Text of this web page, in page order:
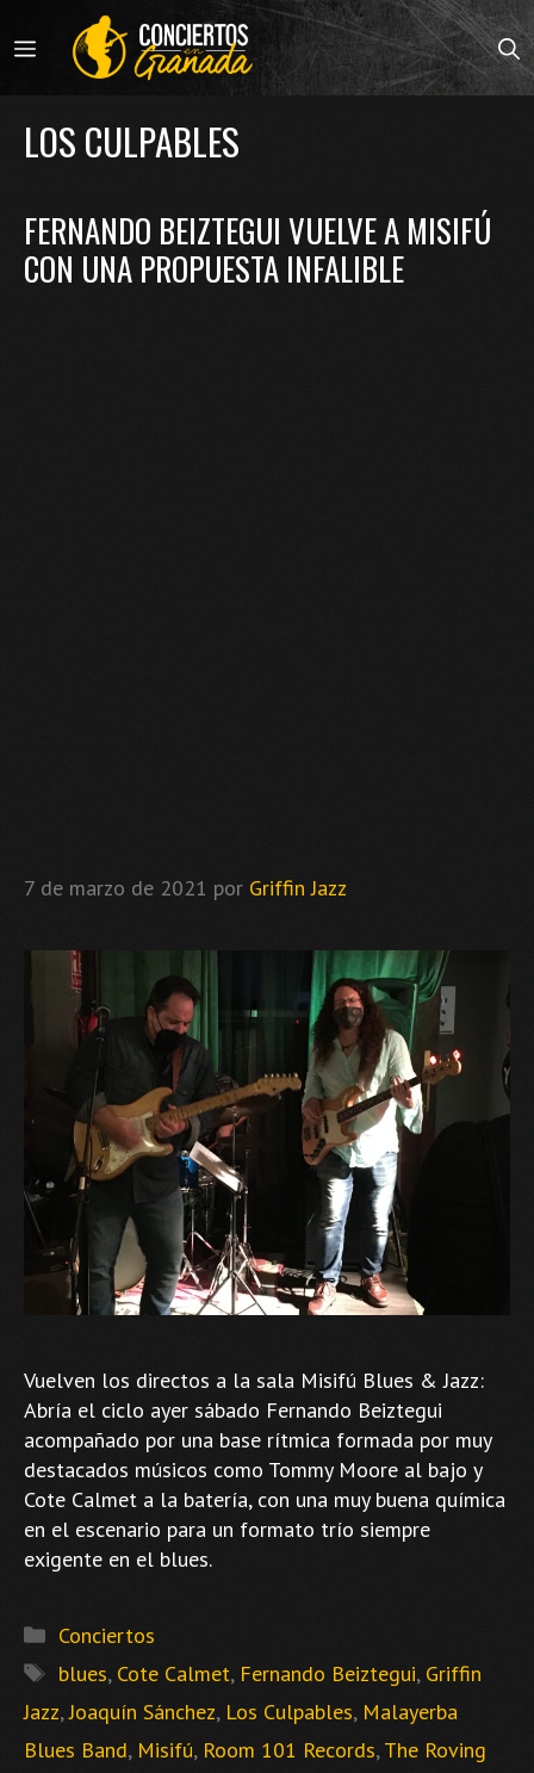
al
contenido
MENÚ
LOS CULPABLES
FERNANDO BEIZTEGUI VUELVE A MISIFÚ
CON UNA PROPUESTA INFALIBLE
7 de marzo de 2021 por Griffin Jazz
Vuelven los directos a la sala Misifú Blues & Jazz:
Abría el ciclo ayer sábado Fernando Beiztegui
acompañado por una base rítmica formada por muy
destacados músicos como Tommy Moore al bajo y
Cote Calmet a la batería, con una muy buena química
en el escenario para un formato trío siempre
exigente en el blues.
Categorías
Conciertos
Etiquetas
blues, Cote Calmet, Fernando Beiztegui, Griffin
Jazz,Joaquín Sánchez, Los Culpables, Malayerba
Blues Band, Misifú, Room 101 Records,The Roving